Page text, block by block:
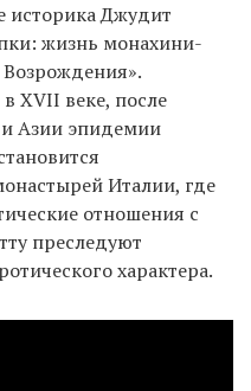
историка Джудит
жизнь монахини-
XVII веке, после
Азии эпидемии
Италии, где
отношения с
преследуют
характера.